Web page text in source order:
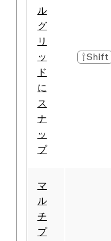
ル
グ
リ
ッ
ド
に
ス
ナ
ッ
プ
⇧Shift
マ
ル
チ
プ